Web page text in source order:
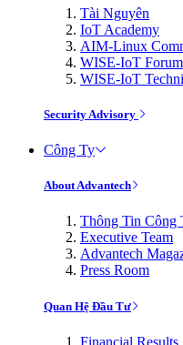
Tài Nguyên
IoT Academy
AIM-Linux
WISE-IoT Forum
WISE-IoT
Security Advisory
Công Ty
About Advantech
Thông Tin Công
Executive Team
Advantech
Press Room
Quan Hệ Đầu Tư
Financial Results